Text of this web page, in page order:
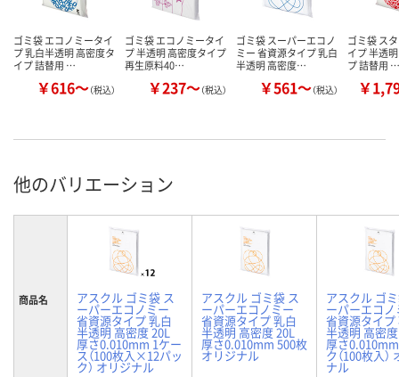
ゴミ袋 エコノミータイ
プ 乳白半透明 高密度タ
イプ 詰替用 …
￥616～（税込）
ゴミ袋 エコノミータイ
プ 半透明 高密度タイプ
再生原料40…
￥237～（税込）
ゴミ袋 スーパーエコノ
ミー 省資源タイプ 乳白
半透明 高密度…
￥561～（税込）
ゴミ袋 ス
イプ 半透
プ 詰替用 …
￥
他のバリエーション
商品名 アスクル ゴミ袋 ス
ーパーエコノミー
省資源タイプ 乳白
半透明 高密度 20L
厚さ0.010mm 1ケー
ス（100枚入×12パッ
ク） オリジナル
アスクル ゴミ袋 ス
ーパーエコノミー
省資源タイプ 乳白
半透明 高密度 20L
厚さ0.010mm 500枚
オリジナル
アスクル ゴ
ーパーエコノ
省資源タイプ
半透明 高密
厚さ
ク（100枚入）
ナル